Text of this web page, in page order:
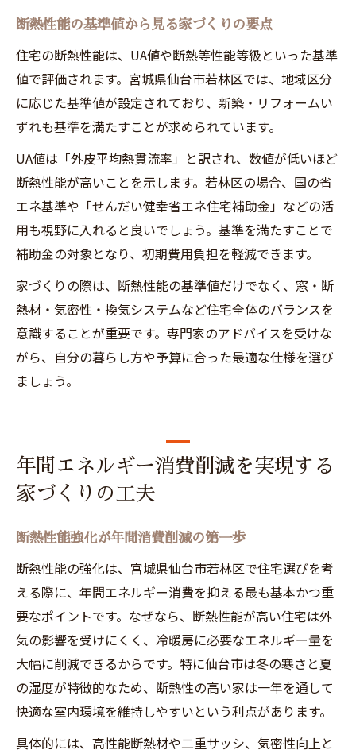
断熱性能の基準値から見る家づくりの要点
住宅の断熱性能は、UA値や断熱等性能等級といった基準
値で評価されます。宮城県仙台市若林区では、地域区分
に応じた基準値が設定されており、新築・リフォームい
ずれも基準を満たすことが求められています。
UA値は「外皮平均熱貫流率」と訳され、数値が低いほど
断熱性能が高いことを示します。若林区の場合、国の省
エネ基準や「せんだい健幸省エネ住宅補助金」などの活
用も視野に入れると良いでしょう。基準を満たすことで
補助金の対象となり、初期費用負担を軽減できます。
家づくりの際は、断熱性能の基準値だけでなく、窓・断
熱材・気密性・換気システムなど住宅全体のバランスを
意識することが重要です。専門家のアドバイスを受けな
がら、自分の暮らし方や予算に合った最適な仕様を選び
ましょう。
年間エネルギー消費削減を実現する
家づくりの工夫
断熱性能強化が年間消費削減の第一歩
断熱性能の強化は、宮城県仙台市若林区で住宅選びを考
える際に、年間エネルギー消費を抑える最も基本かつ重
要なポイントです。なぜなら、断熱性能が高い住宅は外
気の影響を受けにくく、冷暖房に必要なエネルギー量を
大幅に削減できるからです。特に仙台市は冬の寒さと夏
の湿度が特徴的なため、断熱性の高い家は一年を通して
快適な室内環境を維持しやすいという利点があります。
具体的には、高性能断熱材や二重サッシ、気密性向上と